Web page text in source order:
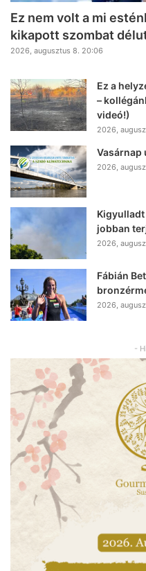
Ez nem volt a mi
kikapott szombat
2026, augusztus 8. 20:06
Ez a
–
videó!)
2026,
Vasárnap
2026,
Kigyulladt
jobban
2026,
Fábián
2026,
-